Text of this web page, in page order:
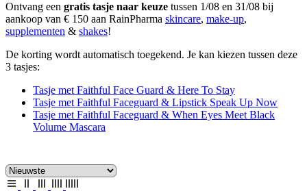
Ontvang een gratis tasje naar keuze tussen 1/08 en 31/08 bij
aankoop van € 150 aan RainPharma skincare, make-up,
supplementen & shakes!
De korting wordt automatisch toegekend. Je kan kiezen tussen deze
3 tasjes:
Tasje met Faithful Face Guard & Here To Stay
Tasje met Faithful Faceguard & Lipstick Speak Up Now
Tasje met Faithful Faceguard & When Eyes Meet Black
Volume Mascara